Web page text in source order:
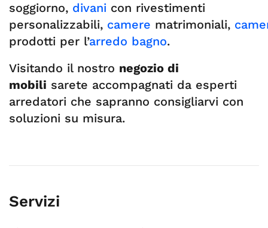
soggiorno, divani con rivestimenti
personalizzabili, camere matrimoniali,
prodotti per l’arredo bagno.
Visitando il nostro negozio di
mobili sarete accompagnati da esperti
arredatori che sapranno consigliarvi con
soluzioni su misura.
Servizi